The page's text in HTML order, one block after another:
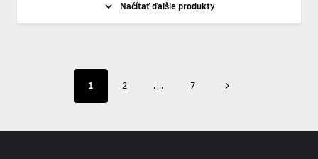
Načítať ďalšie produkty
1 2 ... 7